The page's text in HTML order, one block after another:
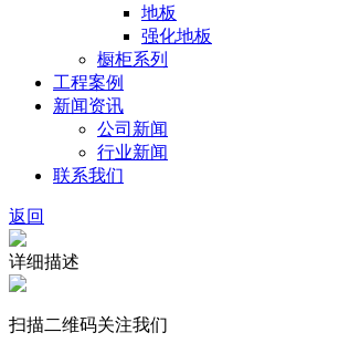
地板
强化地板
橱柜系列
工程案例
新闻资讯
公司新闻
行业新闻
联系我们
返回
详细描述
扫描二维码关注我们